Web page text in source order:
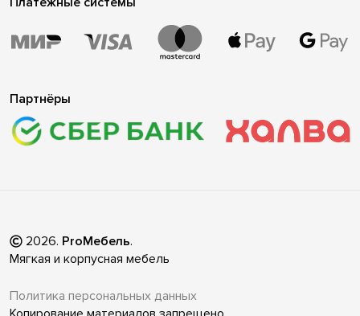
Партнёры
2026. ProМебель.
Мягкая и корпусная мебель
Политика персональных данных